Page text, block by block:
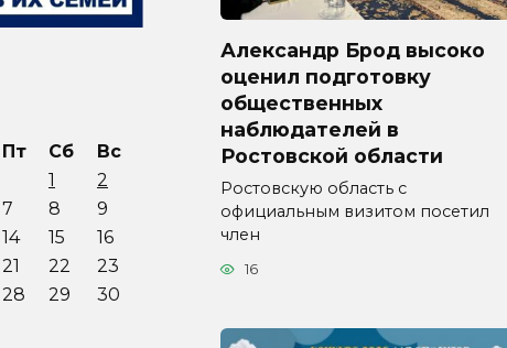
Александр Брод высоко
оценил подготовку
общественных
наблюдателей в
Ростовской области
Ростовскую область с
официальным визитом посетил
член
16
Пт Сб
Вс
1
2
7 8
9
14 15
16
21 22
23
28 29
30